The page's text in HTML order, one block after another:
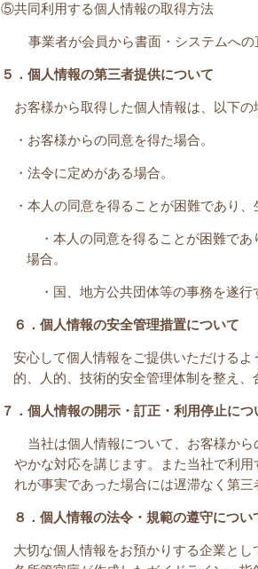
⑤共同利用する個人情報の取得方法
事業者が会員から書面・システムへの
５．個人情報の第三者提供について
お客様から取得した個人情報は、以下の
・お客様からの同意を得た場合。
・法令に定めがある場合。
・本人の同意を得ることが困難であり、
・本人の同意を得ることが困難であ
場合。
・国、地方公共団体等の事務を遂行
６．個人情報の安全管理措置について
安心して個人情報をご提供いただける
的、人的、技術的安全管理体制を整え、
７．個人情報の開示・訂正・利用停止につ
当社は個人情報について、お客様から
やかな対応を講じます。また当社で利
れが事実であった場合には遅滞なく第三
８．個人情報の法令・規範の遵守につい
大切な個人情報をお預かりする企業と